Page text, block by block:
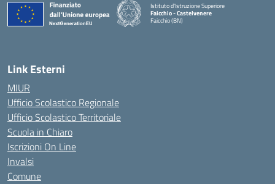
Istituto d'Istruzione Superiore
Faicchio - Castelvenere
Faicchio (BN)
Link Esterni
MIUR
Ufficio Scolastico Regionale
Ufficio Scolastico Territoriale
Scuola in Chiaro
Iscrizioni On Line
Invalsi
Comune